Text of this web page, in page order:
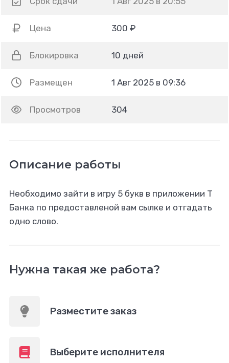
Цена 300 ₽
Блокировка 10 дней
Размещен 1 Авг 2025 в 09:36
Просмотров 304
Описание работы
Необходимо зайти в игру 5 букв в приложении Т
Банка по предоставленой вам сылке и отгадать
одно слово.
Нужна такая же работа?
Разместите заказ
Выберите исполнителя